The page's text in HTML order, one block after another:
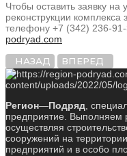
Чтобы оставить заявку на
реконструкции
телефону +7 (342) 236-
podryad.com
НАЗАД
ВПЕРЕД
Регион—Подряд ,
предприятие. Выполняем
осуществляя
сооружений на
предприятий и в особо